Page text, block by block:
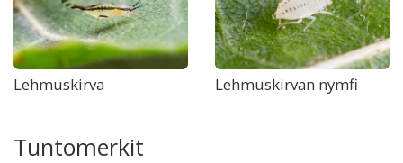
Lehmuskirva Lehmuskirvan nymfi
Tuntomerkit